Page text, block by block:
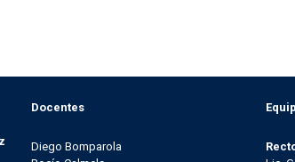
Docentes
Diego Bomparola